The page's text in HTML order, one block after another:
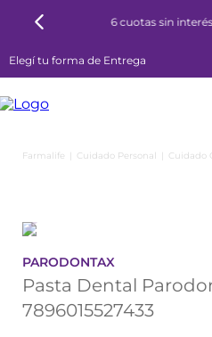
6 cuotas sin
Elegí tu forma de Entrega
Cuidado Personal Cuidado
PARODONTAX
Pasta Dental
7896015527433